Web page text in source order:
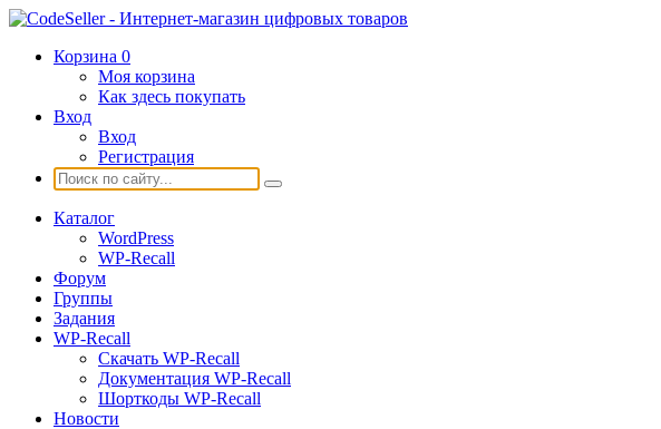
Корзина 0
Моя корзина
Как здесь покупать
Вход
Вход
Регистрация
Каталог
WordPress
WP-Recall
Форум
Группы
Задания
WP-Recall
Скачать WP-Recall
Документация WP-Recall
Шорткоды WP-Recall
Новости